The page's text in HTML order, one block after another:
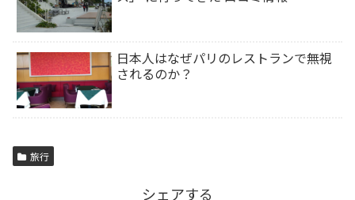
日本人はなぜパリのレストランで無視
されるのか？
旅行
シェアする